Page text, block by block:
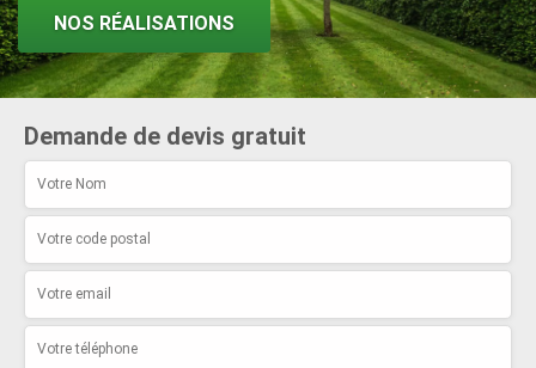
NOS RÉALISATIONS
Demande de devis gratuit